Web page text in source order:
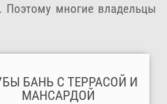
Поэтому многие владельцы
БАНЬ С ТЕРРАСОЙ И
МАНСАРДОЙ